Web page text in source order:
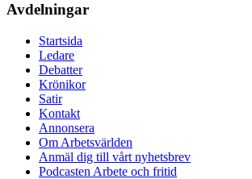
Avdelningar
Startsida
Ledare
Debatter
Krönikor
Satir
Kontakt
Annonsera
Om Arbetsvärlden
Anmäl dig till vårt nyhetsbrev
Podcasten Arbete och fritid